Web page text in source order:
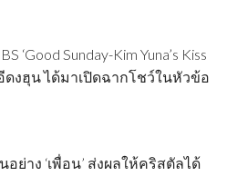
‘Good Sunday-Kim Yuna’s Kiss
ดงฮุน ได้มาเปิดฉากโชว์ในหัวข้อ
ย่าง ‘เพื่อน’ ส่งผลให้คริสตัลได้